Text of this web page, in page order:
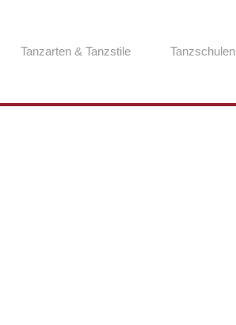
Tanzarten & Tanzstile Tanzschulen